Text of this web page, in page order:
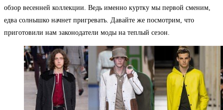
обзор весенней коллекции. Ведь именно куртку мы первой сменим,
едва солнышко начнет пригревать. Давайте же посмотрим, что
приготовили нам законодатели моды на теплый сезон.